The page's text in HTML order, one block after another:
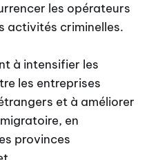
les opérateurs
activités criminelles.
à intensifier les
les entreprises
et à améliorer
en
provinces